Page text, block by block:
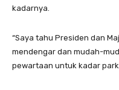
kadarnya.
“Saya tahu Presiden dan
mendengar dan mudah-
pewartaan untuk kadar